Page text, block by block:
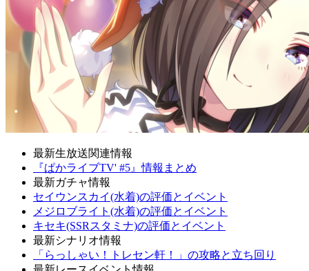
最新生放送関連情報
『ぱかライブTV' #5』情報まとめ
最新ガチャ情報
セイウンスカイ(水着)の評価とイベント
メジロブライト(水着)の評価とイベント
キセキ(SSRスタミナ)の評価とイベント
最新シナリオ情報
「らっしゃい！トレセン軒！」の攻略と立ち回り